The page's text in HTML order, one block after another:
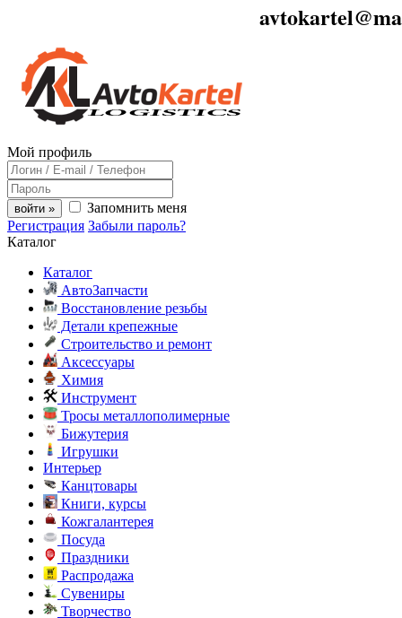
Мой профиль
войти »
Запомнить меня
Регистрация Забыли пароль?
Каталог
Каталог
АвтоЗапчасти
Восстановление резьбы
Детали крепежные
Строительство и ремонт
Аксессуары
Химия
Инструмент
Тросы металлополимерные
Бижутерия
Игрушки
Интерьер
Канцтовары
Книги, курсы
Кожгалантерея
Посуда
Праздники
Распродажа
Сувениры
Творчество